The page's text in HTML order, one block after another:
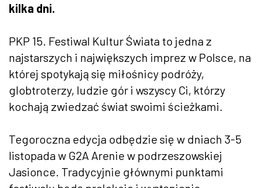
kilka dni.
PKP 15. Festiwal Kultur Świata to jedna z
najstarszych i największych imprez w Polsce, na
której spotykają się miłośnicy podróży,
globtroterzy, ludzie gór i wszyscy Ci, którzy
kochają zwiedzać świat swoimi ścieżkami.
Tegoroczna edycja odbędzie się w dniach 3-5
listopada w G2A Arenie w podrzeszowskiej
Jasionce. Tradycyjnie głównymi punktami